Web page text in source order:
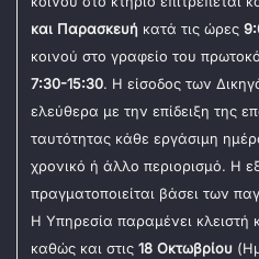
και Παρασκευή κατά τις ώρες
κοινού στο γραφείο του
7:30-15:30. Η είσοδος των
ελεύθερα με την επίδειξη της
ταυτότητας κάθε εργάσιμη
χρονικό ή άλλο περιορισμό. Η
πραγματοποιείται βάσει των
Η Υπηρεσία παραμένει κλειστή
καθώς και στις 18 Οκτωβρίου